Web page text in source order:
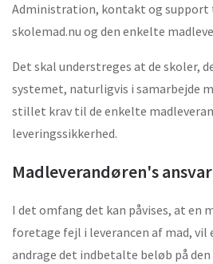
Administration, kontakt og support
skolemad.nu og den enkelte
Det skal understreges at de skoler,
systemet, naturligvis i samarbejde
stillet krav til de enkelte
leveringssikkerhed.
Madleverandøren's
I det omfang det kan påvises, at en
foretage fejl i leverancen af mad,
andrage det indbetalte beløb på